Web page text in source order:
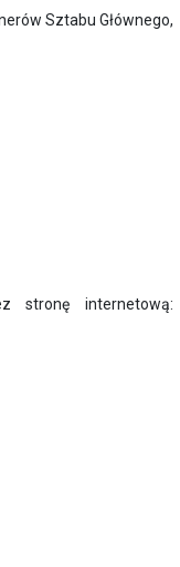
Sztabu Głównego,
stronę internetową: